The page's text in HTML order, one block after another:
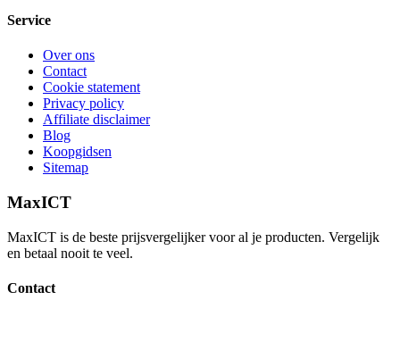
Service
Over ons
Contact
Cookie statement
Privacy policy
Affiliate disclaimer
Blog
Koopgidsen
Sitemap
MaxICT
MaxICT is de beste prijsvergelijker voor al je producten. Vergelijk
en betaal nooit te veel.
Contact